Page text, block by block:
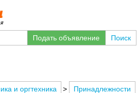
Подать объявление
Поиск
и оргтехника >
Принадлежности